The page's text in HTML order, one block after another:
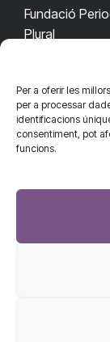
Per a oferir les
per a processar
identificacions
consentiment, pot
funcions.
Fundació
Plural
932 311 247